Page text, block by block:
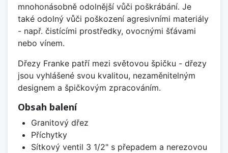
mnohonásobně odolnější vůči poškrábání. Je
také odolný vůči poškození agresivními materiály
- např. čistícími prostředky, ovocnými šťávami
nebo vínem.
Dřezy Franke patří mezi světovou špičku - dřezy
jsou vyhlášené svou kvalitou, nezaměnitelným
designem a špičkovým zpracováním.
Obsah balení
Granitový dřez
Příchytky
Sítkový ventil 3 1/2" s přepadem a nerezovou